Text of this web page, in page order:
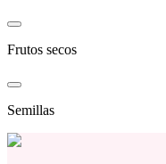
Frutos secos
Semillas